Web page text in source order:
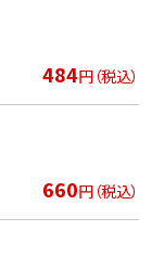
484円（税込）
660円（税込）